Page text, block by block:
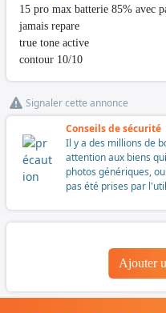
15 pro max batterie 85% avec
jamais repare
true tone active
contour 10/10
Signaler cette annonce
Conseils de sécurité
Il y a des millions de
attention aux biens
photos génériques,
pas été prises par
Ajouter